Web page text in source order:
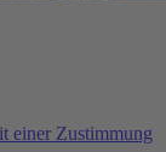
einer Zustimmung